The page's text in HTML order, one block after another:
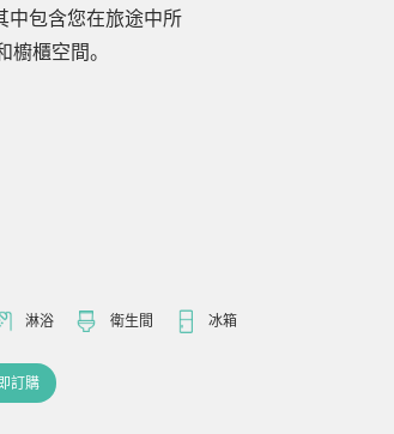
中包含您在旅途中所
櫃空間。
淋浴 衛生間 冰箱
訂購